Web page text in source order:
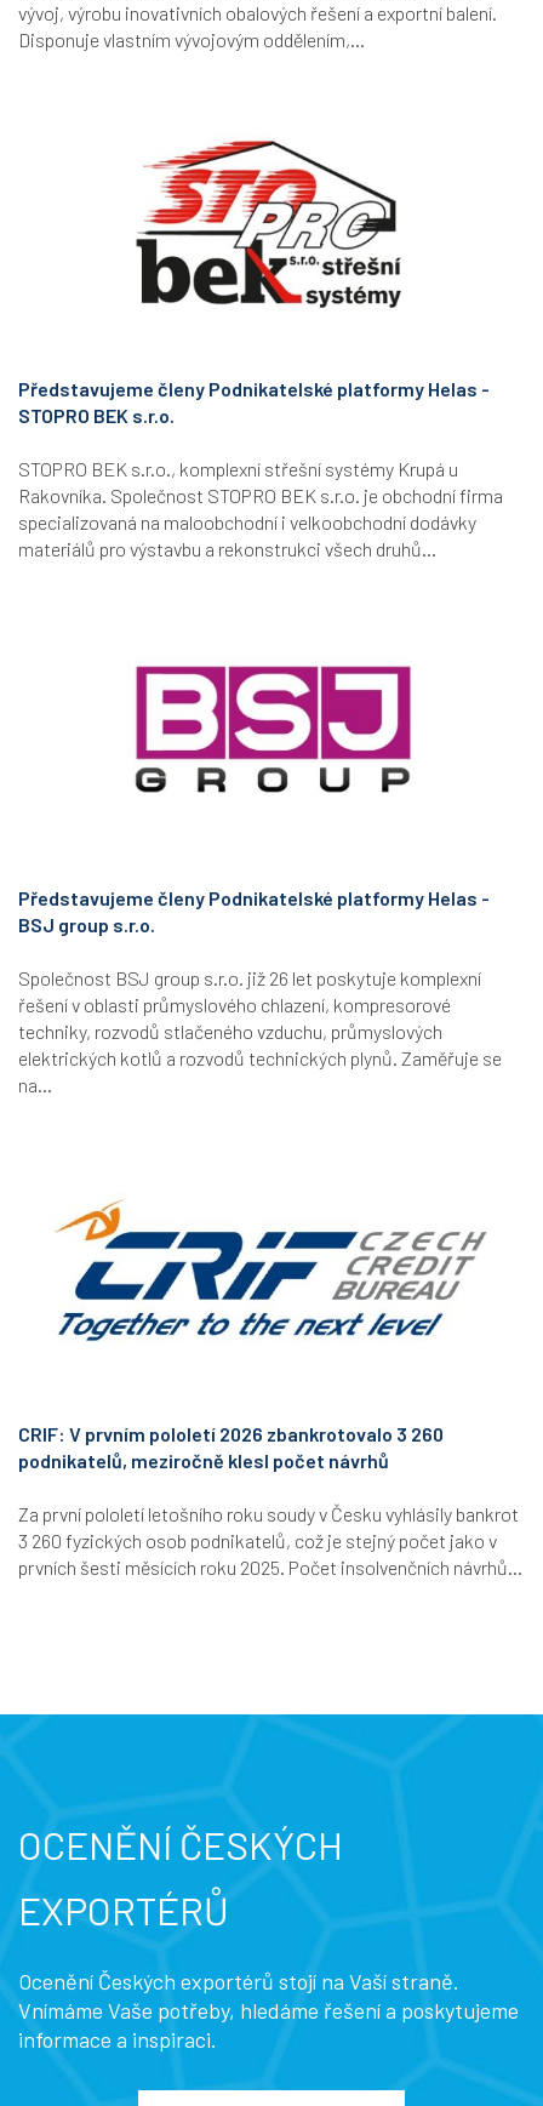
vývoj, výrobu inovativních obalových řešení a exportní balení.
Disponuje vlastním vývojovým oddělením,...
Představujeme členy Podnikatelské platformy Helas -
STOPRO BEK s.r.o.
STOPRO BEK s.r.o., komplexní střešní systémy Krupá u
Rakovníka. Společnost STOPRO BEK s.r.o. je obchodní firma
specializovaná na maloobchodní i velkoobchodní dodávky
materiálů pro výstavbu a rekonstrukci všech druhů...
Představujeme členy Podnikatelské platformy Helas -
BSJ group s.r.o.
Společnost BSJ group s.r.o. již 26 let poskytuje komplexní
řešení v oblasti průmyslového chlazení, kompresorové
techniky, rozvodů stlačeného vzduchu, průmyslových
elektrických kotlů a rozvodů technických plynů. Zaměřuje se
na...
CRIF: V prvním pololetí 2026 zbankrotovalo 3 260
podnikatelů, meziročně klesl počet návrhů
Za první pololetí letošního roku soudy v Česku vyhlásily bankrot
3 260 fyzických osob podnikatelů, což je stejný počet jako v
prvních šesti měsících roku 2025. Počet insolvenčních návrhů...
OCENĚNÍ ČESKÝCH
EXPORTÉRŮ
Ocenění Českých exportérů stojí na Vaší straně.
Vnímáme Vaše potřeby, hledáme řešení a poskytujeme
informace a inspiraci.